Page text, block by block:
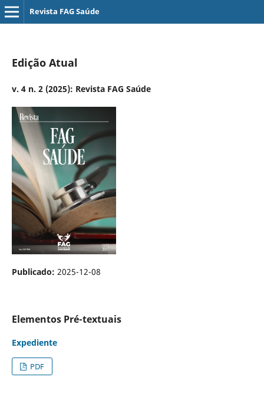
Revista FAG Saúde
Edição Atual
v. 4 n. 2 (2025): Revista FAG Saúde
Publicado: 2025-12-08
Elementos Pré-textuais
Expediente
PDF